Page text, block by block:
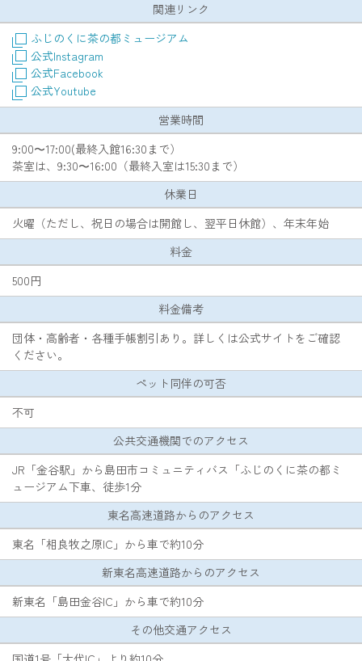
関連リンク
ふじのくに茶の都ミュージアム
公式Instagram
公式Facebook
公式Youtube
営業時間
9:00〜17:00(最終入館16:30まで）
茶室は、9:30〜16:00（最終入室は15:30まで）
休業日
火曜（ただし、祝日の場合は開館し、翌平日休館）、年末年始
料金
500円
料金備考
団体・高齢者・各種手帳割引あり。詳しくは公式サイトをご確認
ください。
ペット同伴の可否
不可
公共交通機関でのアクセス
JR「金谷駅」から島田市コミュニティバス「ふじのくに茶の都ミ
ュージアム下車、徒歩1分
東名高速道路からのアクセス
東名「相良牧之原IC」から車で約10分
新東名高速道路からのアクセス
新東名「島田金谷IC」から車で約10分
その他交通アクセス